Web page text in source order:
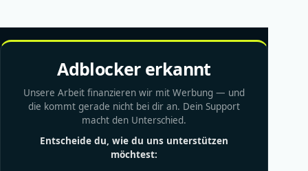
Adblocker erkannt
Unsere Arbeit finanzieren wir mit Werbung — und
die kommt gerade nicht bei dir an. Dein Support
macht den Unterschied.
Entscheide du, wie du uns unterstützen
möchtest: